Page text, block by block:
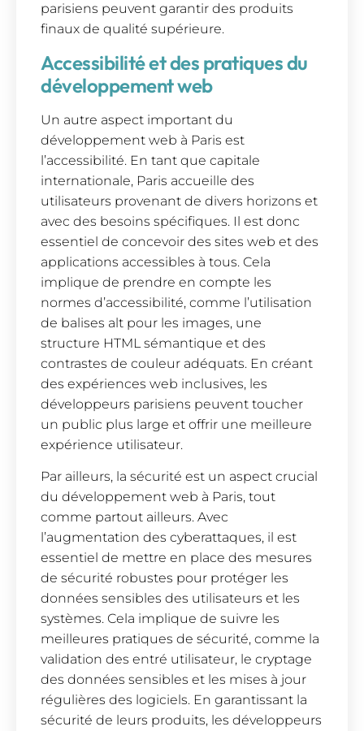
parisiens peuvent garantir des produits
finaux de qualité supérieure.
Accessibilité et des pratiques du
développement web
Un autre aspect important du
développement web à Paris est
l’accessibilité. En tant que capitale
internationale, Paris accueille des
utilisateurs provenant de divers horizons et
avec des besoins spécifiques. Il est donc
essentiel de concevoir des sites web et des
applications accessibles à tous. Cela
implique de prendre en compte les
normes d’accessibilité, comme l’utilisation
de balises alt pour les images, une
structure HTML sémantique et des
contrastes de couleur adéquats. En créant
des expériences web inclusives, les
développeurs parisiens peuvent toucher
un public plus large et offrir une meilleure
expérience utilisateur.
Par ailleurs, la sécurité est un aspect crucial
du développement web à Paris, tout
comme partout ailleurs. Avec
l’augmentation des cyberattaques, il est
essentiel de mettre en place des mesures
de sécurité robustes pour protéger les
données sensibles des utilisateurs et les
systèmes. Cela implique de suivre les
meilleures pratiques de sécurité, comme la
validation des entré utilisateur, le cryptage
des données sensibles et les mises à jour
régulières des logiciels. En garantissant la
sécurité de leurs produits, les développeurs